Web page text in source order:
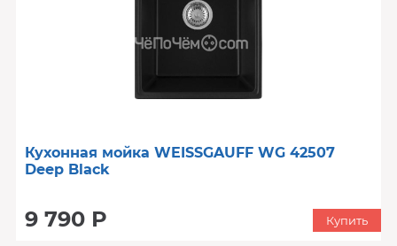
Кухонная мойка WEISSGAUFF WG 42507
Deep Black
9 790 Р Купить